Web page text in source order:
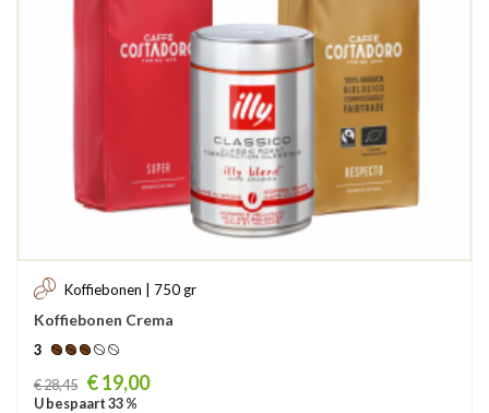
Koffiebonen | 750 gr
Koffiebonen Crema
3
Prijs
€ 28,45 € 19,00
U bespaart 33 %